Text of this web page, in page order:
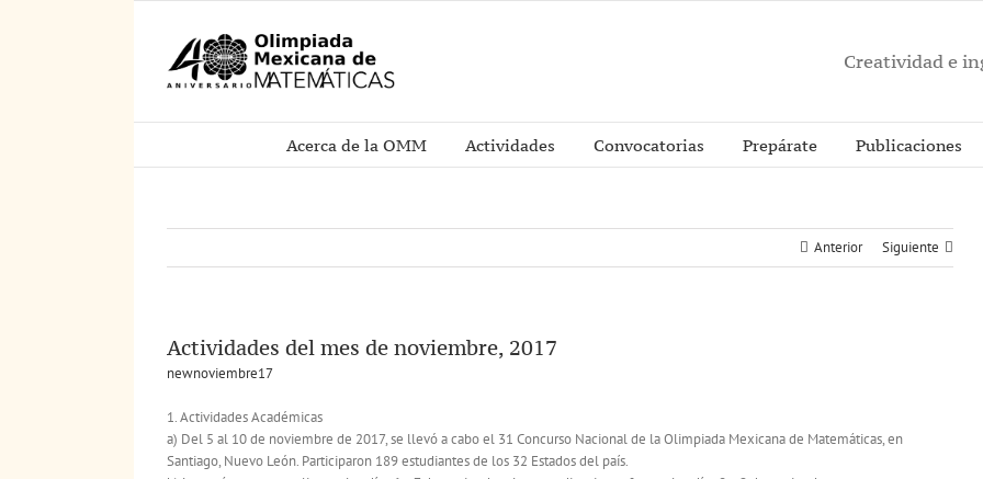
Creatividad e
Acerca de la OMM Actividades Convocatorias Prepárate Publicaciones
Anterior Siguiente
Actividades del mes de noviembre, 2017
newnoviembre17
1. Actividades Académicas
a) Del 5 al 10 de noviembre de 2017, se llevó a cabo el 31 Concurso Nacional de la Olimpiada Mexicana de Matemáticas, en
Santiago, Nuevo León. Participaron 189 estudiantes de los 32 Estados del país.